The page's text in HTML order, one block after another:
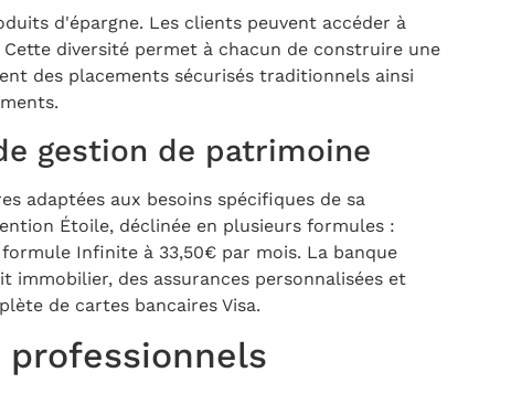
d'épargne. Les clients peuvent accéder à
diversité permet à chacun de construire une
des placements sécurisés traditionnels ainsi
gestion de patrimoine
adaptées aux besoins spécifiques de sa
Étoile, déclinée en plusieurs formules :
Infinite à 33,50€ par mois. La banque
immobilier, des assurances personnalisées et
de cartes bancaires Visa.